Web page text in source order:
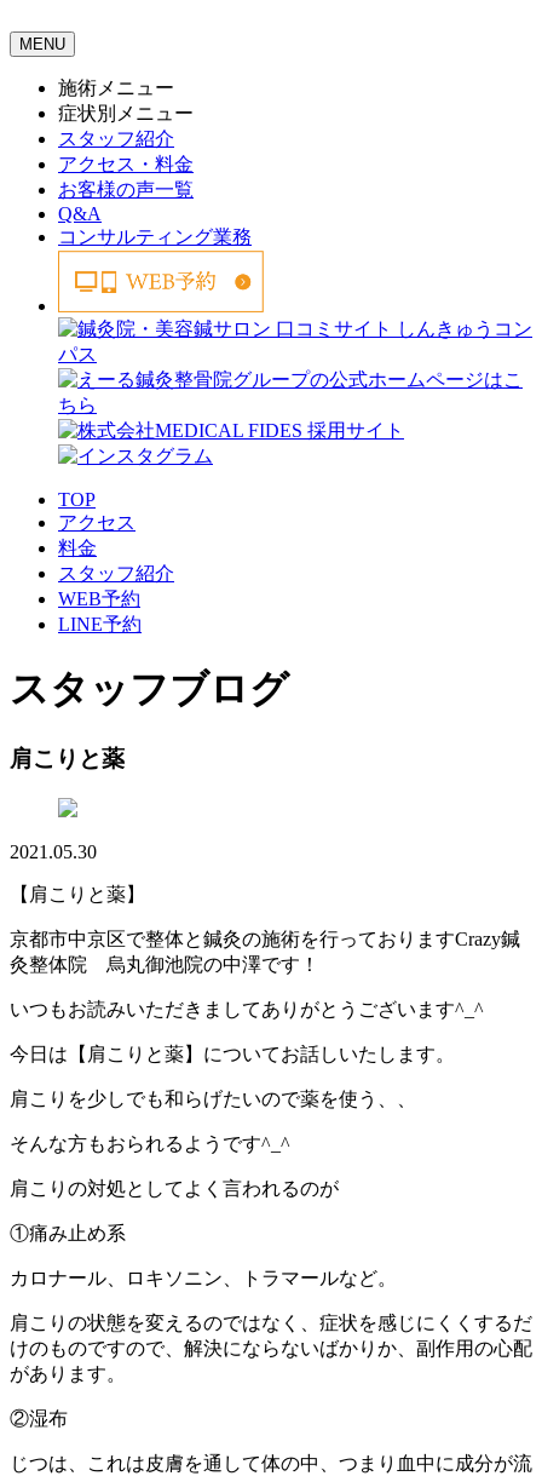
MENU
施術メニュー
症状別メニュー
スタッフ紹介
アクセス・料金
お客様の声一覧
Q&A
コンサルティング業務
TOP
アクセス
料金
スタッフ紹介
WEB予約
LINE予約
スタッフブログ
肩こりと薬
2021.05.30
【肩こりと薬】
京都市中京区で整体と鍼灸の施術を行っておりますCrazy鍼
灸整体院 烏丸御池院の中澤です！
いつもお読みいただきましてありがとうございます^_^
今日は【肩こりと薬】についてお話しいたします。
肩こりを少しでも和らげたいので薬を使う、、
そんな方もおられるようです^_^
肩こりの対処としてよく言われるのが
①痛み止め系
カロナール ロキソニン トラマールなど。
肩こりの状態を変えるのではなく、症状を感じにくくするだ
けのものですので、解決にならないばかりか、副作用の心配
があります。
②湿布
じつは、これは皮膚を通して体の中、つまり血中に成分が流